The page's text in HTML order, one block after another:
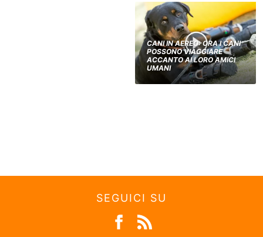
CANI IN AEREO: ORA I CANI
POSSONO VIAGGIARE
ACCANTO AI LORO AMICI
UMANI
SEGUICI SU